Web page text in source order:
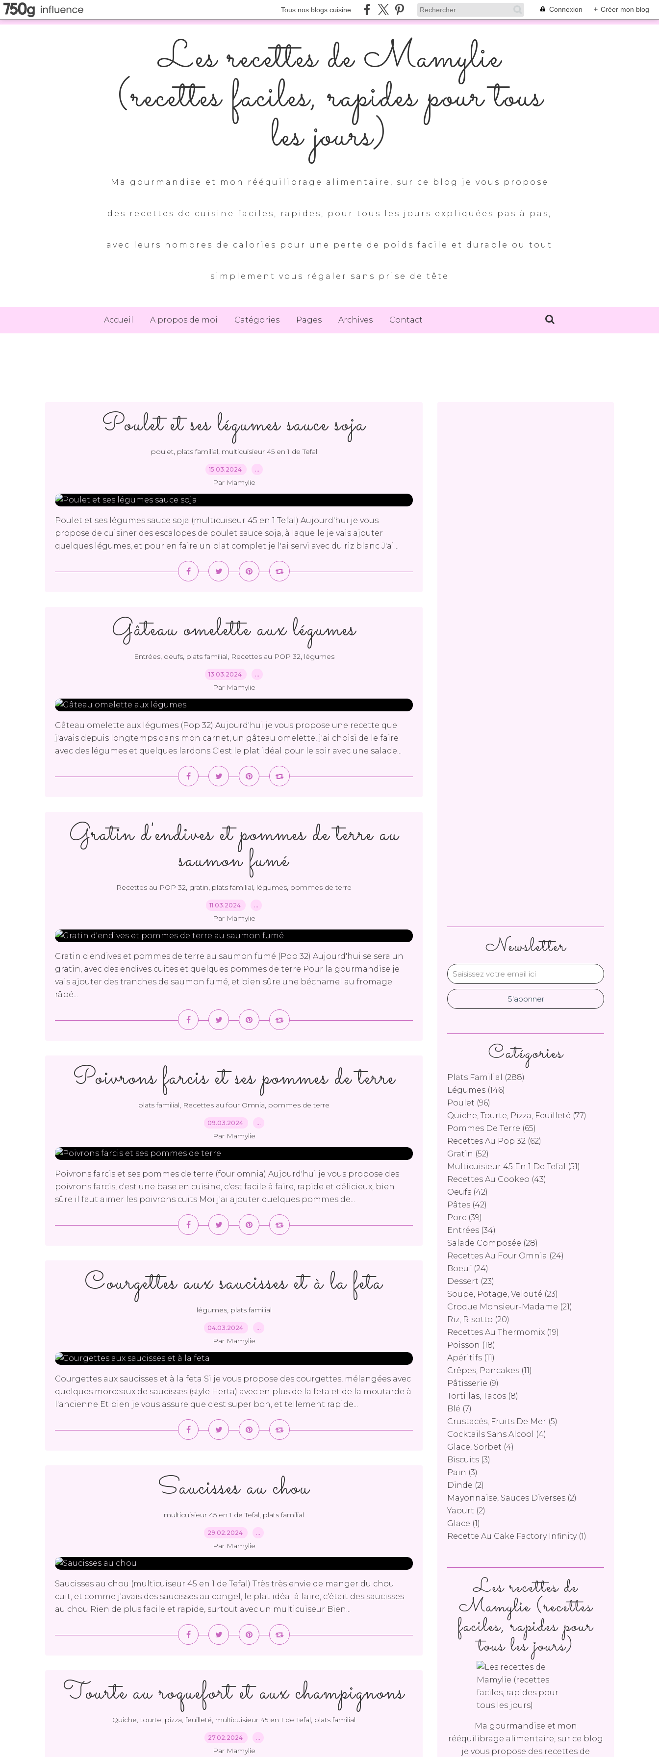
Tous nos blogs cuisine Connexion + Créer mon blog
Les recettes de Mamylie
(recettes faciles, rapides pour tous
les jours)
Ma gourmandise et mon rééquilibrage alimentaire, sur ce blog je vous propose
des recettes de cuisine faciles, rapides, pour tous les jours expliquées pas à pas,
avec leurs nombres de calories pour une perte de poids facile et durable ou tout
simplement vous régaler sans prise de tête
Accueil A propos de moi Catégories Pages Archives Contact
Poulet et ses légumes sauce soja
poulet, plats familial, multicuisieur 45 en 1 de Tefal
15.03.2024 …
Par Mamylie
Poulet et ses légumes sauce soja (multicuiseur 45 en 1 Tefal) Aujourd'hui je vous
propose de cuisiner des escalopes de poulet sauce soja, à laquelle je vais ajouter
quelques légumes, et pour en faire un plat complet je l'ai servi avec du riz blanc J'ai...
Gâteau omelette aux légumes
Entrées, oeufs, plats familial, Recettes au POP 32, légumes
13.03.2024 …
Par Mamylie
Gâteau omelette aux légumes (Pop 32) Aujourd'hui je vous propose une recette que
j'avais depuis longtemps dans mon carnet, un gâteau omelette, j'ai choisi de le faire
avec des légumes et quelques lardons C'est le plat idéal pour le soir avec une salade...
Gratin d'endives et pommes de terre au
saumon fumé
Recettes au POP 32, gratin, plats familial, légumes, pommes de terre
11.03.2024 …
Par Mamylie
Gratin d'endives et pommes de terre au saumon fumé (Pop 32) Aujourd'hui se sera un
gratin, avec des endives cuites et quelques pommes de terre Pour la gourmandise je
vais ajouter des tranches de saumon fumé, et bien sûre une béchamel au fromage
râpé...
Poivrons farcis et ses pommes de terre
plats familial, Recettes au four Omnia, pommes de terre
09.03.2024 …
Par Mamylie
Poivrons farcis et ses pommes de terre (four omnia) Aujourd'hui je vous propose des
poivrons farcis, c'est une base en cuisine, c'est facile à faire, rapide et délicieux, bien
sûre il faut aimer les poivrons cuits Moi j'ai ajouter quelques pommes de...
Courgettes aux saucisses et à la feta
légumes, plats familial
04.03.2024 …
Par Mamylie
Courgettes aux saucisses et à la feta Si je vous propose des courgettes, mélangées avec
quelques morceaux de saucisses (style Herta) avec en plus de la feta et de la moutarde à
l'ancienne Et bien je vous assure que c'est super bon, et tellement rapide...
Saucisses au chou
multicuisieur 45 en 1 de Tefal, plats familial
29.02.2024 …
Par Mamylie
Saucisses au chou (multicuiseur 45 en 1 de Tefal) Très très envie de manger du chou
cuit, et comme j'avais des saucisses au congel, le plat idéal à faire, c'était des saucisses
au chou Rien de plus facile et rapide, surtout avec un multicuiseur Bien...
Tourte au roquefort et aux champignons
Quiche, tourte, pizza, feuilleté, multicuisieur 45 en 1 de Tefal, plats familial
27.02.2024 …
Par Mamylie
Newsletter
Catégories
Plats Familial
(288)
Légumes (146)
Poulet (96)
Quiche, Tourte, Pizza, Feuilleté (77)
Pommes De Terre (65)
Recettes Au Pop 32 (62)
Gratin (52)
Multicuisieur 45 En 1 De Tefal
(51)
Recettes Au Cookeo (43)
Oeufs (42)
Pâtes (42)
Porc (39)
Entrées (34)
Salade Composée (28)
Recettes Au Four Omnia (24)
Boeuf (24)
Dessert (23)
Soupe, Potage, Velouté (23)
Croque Monsieur-Madame (21)
Riz, Risotto (20)
Recettes Au Thermomix (19)
Poisson (18)
Apéritifs (11)
Crêpes, Pancakes (11)
Pâtisserie (9)
Tortillas, Tacos (8)
Blé (7)
Crustacés, Fruits De Mer (5)
Cocktails Sans Alcool
(4)
Glace, Sorbet (4)
Biscuits (3)
Pain (3)
Dinde (2)
Mayonnaise, Sauces Diverses (2)
Yaourt (2)
Glace (1)
Recette Au Cake Factory Infinity(1)
Les recettes de
Mamylie (recettes
faciles, rapides pour
tous les jours)
Ma gourmandise et mon
rééquilibrage alimentaire, sur ce blog
je vous propose des recettes de